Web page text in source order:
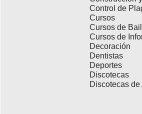
Control de
Cursos
Cursos de
Cursos de
Decoración
Dentistas
Deportes
Discotecas
Discotecas